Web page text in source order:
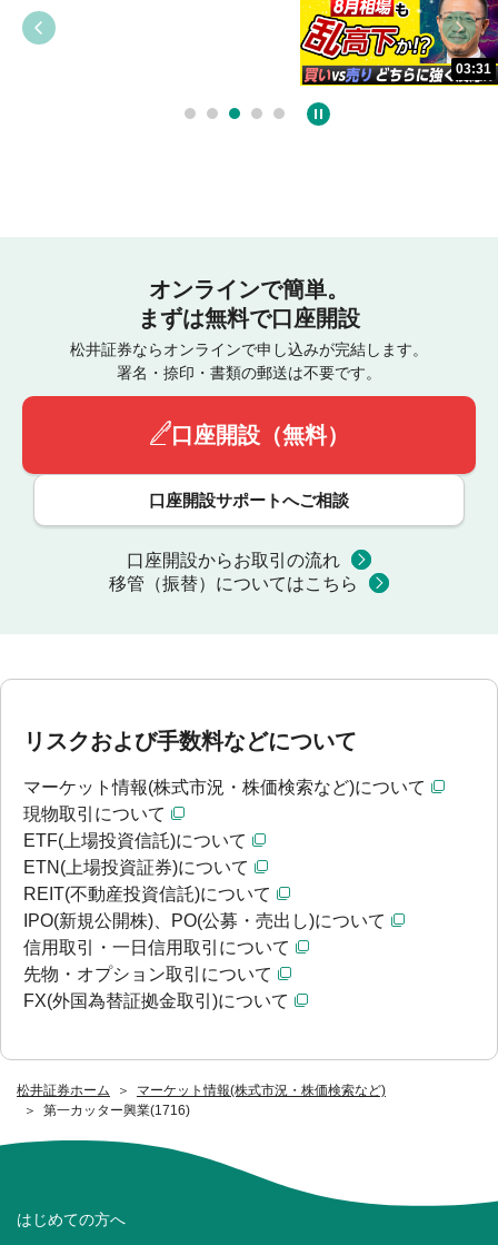
松井証券ホーム
マーケット情報(株式市況・株価検索など)
第一カッター興業(1716)
03:31
オンラインで簡単。
まずは無料で口座開設
松井証券ならオンラインで申し込みが完結します。
署名・捺印・書類の郵送は不要です。
口座開設（無料）
口座開設サポートへご相談
口座開設からお取引の流れ
移管（振替）についてはこちら
リスクおよび手数料などについて
マーケット情報(株式市況・株価検索など)について
現物取引について
ETF(上場投資信託)について
ETN(上場投資証券)について
REIT(不動産投資信託)について
IPO(新規公開株)、PO(公募・売出し)について
信用取引・一日信用取引について
先物・オプション取引について
FX(外国為替証拠金取引)について
はじめての方へ